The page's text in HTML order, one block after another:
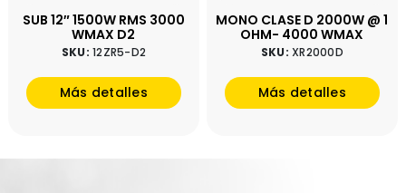
SUB 12″ 1500W RMS 3000
WMAX D2
SKU:12ZR5-D2
Más detalles
MONO CLASE D 2000W @ 1
OHM- 4000 WMAX
SKU:XR2000D
Más detalles